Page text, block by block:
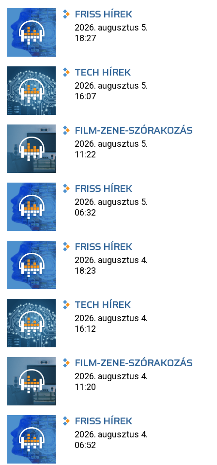
FRISS HÍREK
2026. augusztus 5.
18:27
TECH HÍREK
2026. augusztus 5.
16:07
FILM-ZENE-SZÓRAKOZÁS
2026. augusztus 5.
11:22
FRISS HÍREK
2026. augusztus 5.
06:32
FRISS HÍREK
2026. augusztus 4.
18:23
TECH HÍREK
2026. augusztus 4.
16:12
FILM-ZENE-SZÓRAKOZÁS
2026. augusztus 4.
11:20
FRISS HÍREK
2026. augusztus 4.
06:52